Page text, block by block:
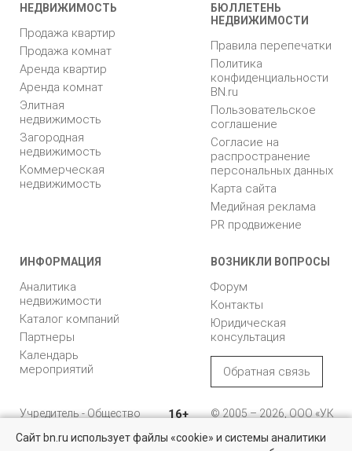
НЕДВИЖИМОСТЬ
Продажа квартир
Продажа комнат
Аренда квартир
Аренда комнат
Элитная
недвижимость
Загородная
недвижимость
Коммерческая
недвижимость
БЮЛЛЕТЕНЬ
НЕДВИЖИМОСТИ
Правила перепечатки
Политика
конфиденциальности
BN.ru
Пользовательское
соглашение
Согласие на
распространение
персональных данных
Карта сайта
Медийная реклама
PR продвижение
ИНФОРМАЦИЯ
Аналитика
недвижимости
Каталог компаний
Партнеры
Календарь
мероприятий
ВОЗНИКЛИ ВОПРОСЫ
Форум
Контакты
Юридическая
консультация
Обратная связь
Учредитель - Общество
ответственностью
16+
© 2005 – 2026, ООО «УК
Сайт bn.ru использует файлы «cookie» и системы аналитики